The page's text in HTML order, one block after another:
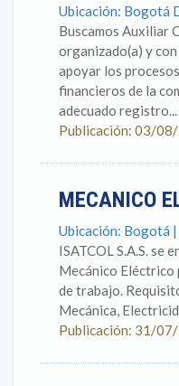
Ubicación: Bogotá
Buscamos Auxiliar
organizado(a) y
apoyar los
financieros de la
adecuado registro...
Publicación: 03/
MECANICO
Ubicación: Bogotá
ISATCOL S.A.S. se
Mecánico
de trabajo.
Mecánica,
Publicación: 31/